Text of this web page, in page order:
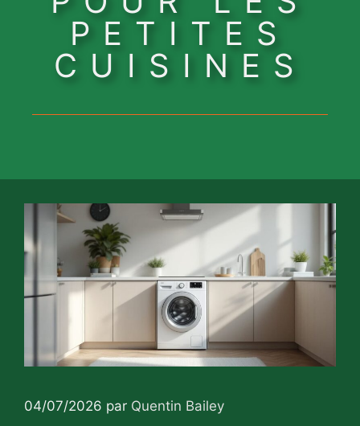
PETITES
CUISINES
04/07/2026 par Quentin Bailey